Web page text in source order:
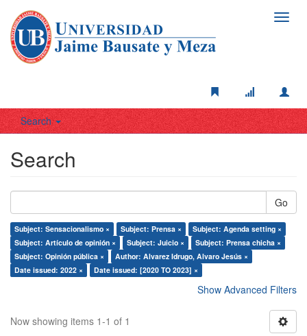
Search
Search
Go
Subject: Sensacionalismo × Subject: Prensa ×
Subject: Agenda setting ×
Subject: Artículo de opinión ×
Subject: Juicio ×
Subject: Prensa chicha ×
Subject: Opinión pública ×
Author: Alvarez Idrugo, Alvaro Jesús ×
Date issued: 2022 ×
Date issued: [2020 TO 2023] ×
Show Advanced Filters
Now showing items 1-1 of 1